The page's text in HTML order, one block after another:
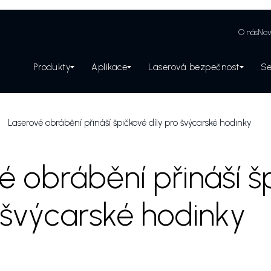
O nás
Produkty Aplikace Laserová bezpečnost
Laserové obrábění přináší špičkové díly pro švýcarské hodinky
obrábění přináší
hodinky